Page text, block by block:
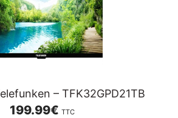
– TFK32GPD21TB
199.99€ TTC